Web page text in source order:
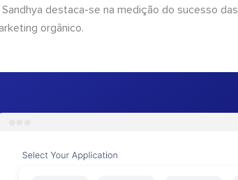
destaca-se na medição do sucesso das
orgânico.